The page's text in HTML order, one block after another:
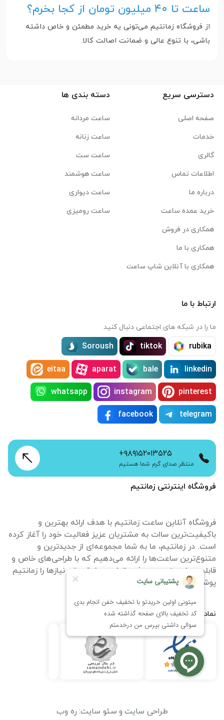
ساعت تا ۴۰ میلیون تومان از کجا بخرم؟
از فروشگاه زمانتیم می‌تونی یه خرید مطمئن و خاص داشته
باشی، با تنوع عالی و ضمانت اصالت کالا.
فروشگاه اینترنتی زمانتیم
فروشگاه آنلاین ساعت زمانتیم با هدف ارائه بهترین و
باکیفیت‌ترین ساات‌ به مشتریان عزیز فعالیت خود را آغاز کرده
است. در زمانتیم، ما به شما مجموعه‌ای از جدیدترین و
متنوع‌ترین ساعت‌ها را ارائه می‌دهیم که با طراحی‌های خاص و
قابلیت‌های منحصر به فرد، تمامی سلیقه‌ها و نیازها را زمانتیم
پوشش می‌دهند.
نمادها
دسترسی سریع
صفحه اصلی
خدمات
گالری
اطلاعات تماس
درباره ما
خرید عمده ساعت
همکاری در فروش
همکاری با ما
همکاری با آنلاین شاپ ساعت
دسته بندی ها
ساعت مردانه
ساعت زنانه
ساعت ست
ساعت هوشمند
ساعت دیواری
ساعت رومیزی
ارتباط با ما
ما را در شبکه های اجتماعی دنبال کنید
rubika
tiktok
Soroush
linkedin
bale
aparat
eitaa
pinterest
instagram
whatsapp
telegram
facebook
+۹۸۹۱۵۲۰۱۳۵۲۵
منتظر صدای گرم شما هستیم
طراحی سایت و سئو سایت: ره وب